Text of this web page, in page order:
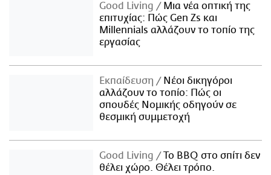
Good Living
Μια νέα οπτική της
επιτυχίας: Πώς Gen Zs και
Millennials αλλάζουν το τοπίο της
εργασίας
Εκπαίδευση
Νέοι δικηγόροι
αλλάζουν το τοπίο: Πώς οι
σπουδές Νομικής οδηγούν σε
θεσμική συμμετοχή
Good Living
Το BBQ στο σπίτι δεν
θέλει χώρο. Θέλει τρόπο.